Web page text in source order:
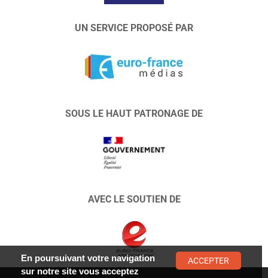
UN SERVICE PROPOSÉ PAR
SOUS LE HAUT PATRONAGE DE
AVEC LE SOUTIEN DE
En poursuivant votre navigation
sur notre site vous acceptez
ACCEPTER